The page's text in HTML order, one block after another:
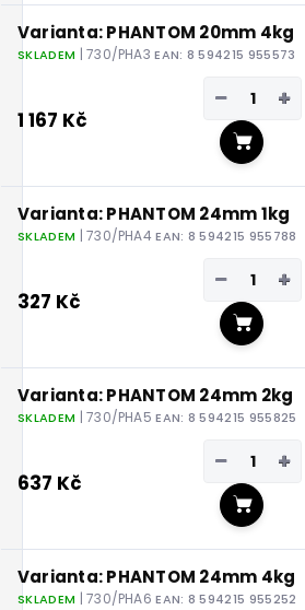
Varianta: PHANTOM 20mm 4kg
SKLADEM | 730/PHA3EAN: 8 594215 955573
1 167 Kč
+
−
Do
Varianta: PHANTOM 24mm 1kg
SKLADEM | 730/PHA4EAN: 8 594215 955788
327 Kč
+
−
Do
Varianta: PHANTOM 24mm 2kg
SKLADEM | 730/PHA5EAN: 8 594215 955825
637 Kč
+
−
Do
Varianta: PHANTOM 24mm 4kg
SKLADEM | 730/PHA6EAN: 8 594215 955252